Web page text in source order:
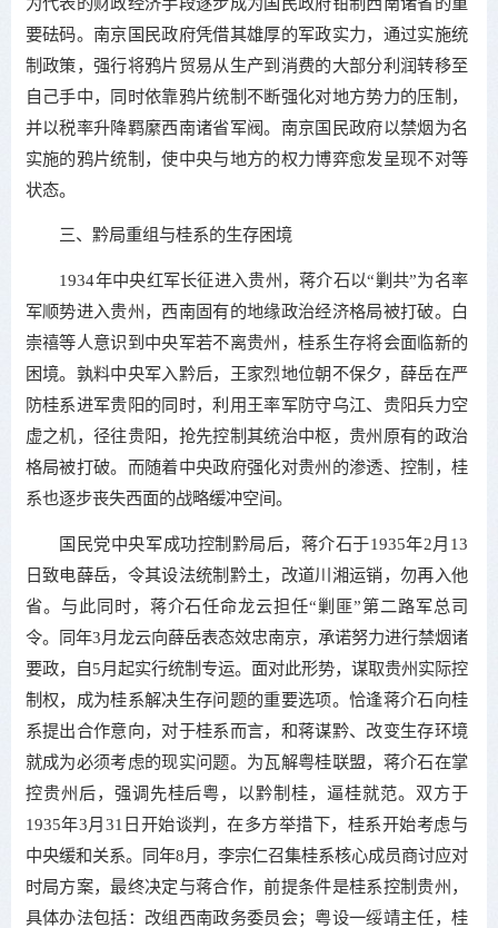
要砝码。南京国民政府凭借其雄厚的军政实力，通过实施统
制政策，强行将鸦片贸易从生产到消费的大部分利润转移至
自己手中，同时依靠鸦片统制不断强化对地方势力的压制，
并以税率升降羁縻西南诸省军阀。南京国民政府以禁烟为名
实施的鸦片统制，使中央与地方的权力博弈愈发呈现不对等
状态。
三、黔局重组与桂系的生存困境
1934年中央红军长征进入贵州，蒋介石以“剿共”为名率
军顺势进入贵州，西南固有的地缘政治经济格局被打破。白
崇禧等人意识到中央军若不离贵州，桂系生存将会面临新的
困境。孰料中央军入黔后，王家烈地位朝不保夕，薛岳在严
防桂系进军贵阳的同时，利用王率军防守乌江、贵阳兵力空
虚之机，径往贵阳，抢先控制其统治中枢，贵州原有的政治
格局被打破。而随着中央政府强化对贵州的渗透、控制，桂
系也逐步丧失西面的战略缓冲空间。
国民党中央军成功控制黔局后，蒋介石于1935年2月13
日致电薛岳，令其设法统制黔土，改道川湘运销，勿再入他
省。与此同时，蒋介石任命龙云担任“剿匪”第二路军总司
令。同年3月龙云向薛岳表态效忠南京，承诺努力进行禁烟诸
要政，自5月起实行统制专运。面对此形势，谋取贵州实际控
制权，成为桂系解决生存问题的重要选项。恰逢蒋介石向桂
系提出合作意向，对于桂系而言，和蒋谋黔、改变生存环境
就成为必须考虑的现实问题。为瓦解粤桂联盟，蒋介石在掌
控贵州后，强调先桂后粤，以黔制桂，逼桂就范。双方于
1935年3月31日开始谈判，在多方举措下，桂系开始考虑与
中央缓和关系。同年8月，李宗仁召集桂系核心成员商讨应对
时局方案，最终决定与蒋合作，前提条件是桂系控制贵州，
具体办法包括：改组西南政务委员会；粤设一绥靖主任，桂